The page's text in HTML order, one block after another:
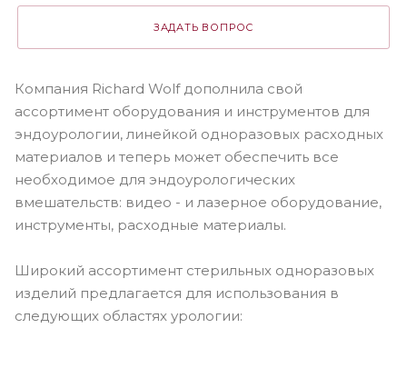
ЗАДАТЬ ВОПРОС
Компания Richard Wolf дополнила свой
ассортимент оборудования и инструментов для
эндоурологии, линейкой одноразовых расходных
материалов и теперь может обеспечить все
необходимое для эндоурологических
вмешательств: видео - и лазерное оборудование,
инструменты, расходные материалы.
Широкий ассортимент стерильных одноразовых
изделий предлагается для использования в
следующих областях урологии: